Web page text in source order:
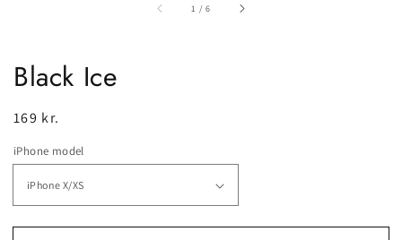
1 /af
6
Black Ice
Normalpris
169 kr.
iPhone model